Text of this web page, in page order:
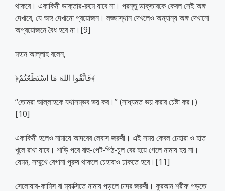
থাকবে। একাকিনী ডাক্তার-রুমে যাবে না। পরন্তু ডাক্তারকে কেবল সেই অঙ্গ
দেখাবে, যে অঙ্গ দেখানো প্রয়োজন। লজ্জাস্থান দেখলেও অন্যান্য অঙ্গ দেখানো
অপ্রয়োজনে বৈধ হবে না।[9]
মহান আল্লাহ বলেন,
﴿فَاتَّقُوا اللهَ مَا اسْتَطَعْتُمْ﴾
‘‘তোমরা আল্লাহকে যথাসম্ভব ভয় কর।’’ (সাধ্যমত ভয় করার চেষ্টা কর।)
[10]
একাকিনী হলেও নামাযে আদবের লেবাস জরুরী। এই সময় কেবল চেহারা ও হাত
খুলে রাখা যাবে। শাড়ি পরে বাহু-পেট-পিঠ-চুল বের হয়ে গেলে নামায হয় না।
যেমন, সম্মুখে বেগানা পুরুষ থাকলে চেহারাও ঢাকতে হবে।[11]
সেলোয়ার-কামিস বা ম্যাক্সিতে নামায পড়লে চাদর জরুরী। কুরআন শরীফ পড়তে